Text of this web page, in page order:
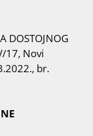
DOSTOJNOG
17, Novi
br.